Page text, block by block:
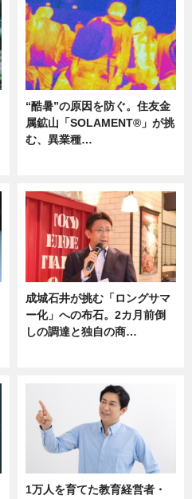
“酷暑”の原因を防ぐ。住友金
属鉱山「SOLAMENT®」が挑
む、異業種…
成城石井が挑む「ロングサマ
ー化」への布石。2カ月前倒
しの調達と独自の商…
1万人を育てた教育経営者・